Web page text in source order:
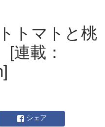
トマトと桃
[連載：
シェア